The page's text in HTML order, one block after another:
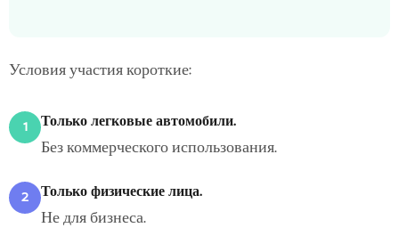
Условия участия короткие:
1 Только легковые автомобили.
Без коммерческого использования.
2 Только физические лица.
Не для бизнеса.